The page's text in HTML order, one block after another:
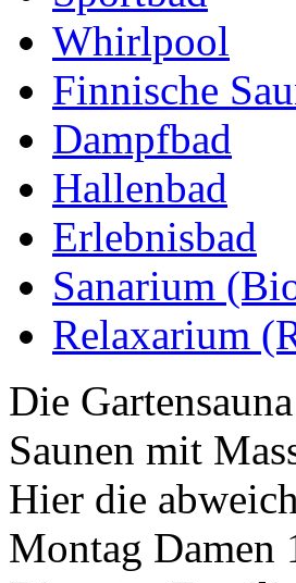
Whirlpool
Finnische
Dampfbad
Hallenbad
Erlebnisbad
Sanarium
Relaxarium
Die
Saunen mit
Hier die
Montag Damen